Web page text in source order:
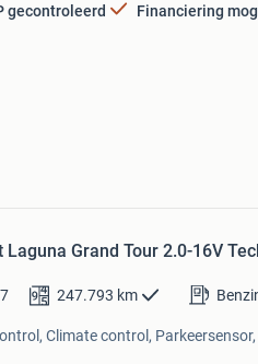
gecontroleerd Financiering
Laguna Grand Tour 2.0-16V
247.793 km
Climate control,